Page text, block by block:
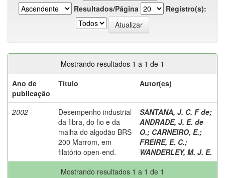
Resultados/Página
Registro(s):
Mostrando resultados 1 a 1 de 1
Ano de
publicação
Título Autor(es)
2002
Desempenho industrial
da fibra, do fio e da
malha do algodão BRS
200 Marrom, em
filatório open-end.
SANTANA, J. C. F de;
ANDRADE, J. E. de
O.; CARNEIRO, E.;
FREIRE, E. C.;
WANDERLEY, M. J. E.
Mostrando resultados 1 a 1 de 1